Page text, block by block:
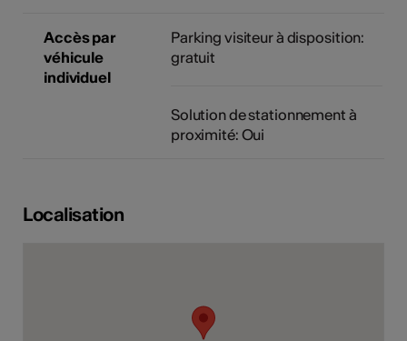
Accès par
véhicule
individuel
Parking visiteur à disposition:
gratuit
Solution de stationnement à
proximité: Oui
Localisation